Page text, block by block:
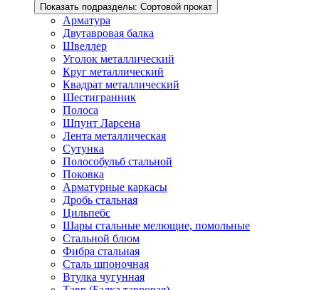
Показать подразделы: Сортовой прокат
Арматура
Двутавровая балка
Швеллер
Уголок металлический
Круг металлический
Квадрат металлический
Шестигранник
Полоса
Шпунт Ларсена
Лента металлическая
Сутунка
Полособульб стальной
Поковка
Арматурные каркасы
Дробь стальная
Цильпебс
Шары стальные мелющие, помольные
Стальной блюм
Фибра стальная
Сталь шпоночная
Втулка чугунная